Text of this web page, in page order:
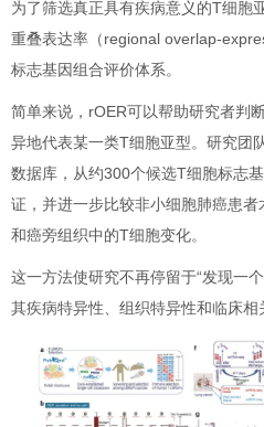
为了筛选真正具有疾病意义的T细胞
重叠表达率（regional overlap-
标志基因组合评价体系。
简单来说，rOER可以帮助研究者判
异地代表某一类T细胞亚型。研究团
数据库，从约300个候选T细胞标志
证，并进一步比较非小细胞肺癌患
和癌旁组织中的T细胞变化。
这一方法使研究不再停留于“发现一
其疾病特异性、组织特异性和临床相